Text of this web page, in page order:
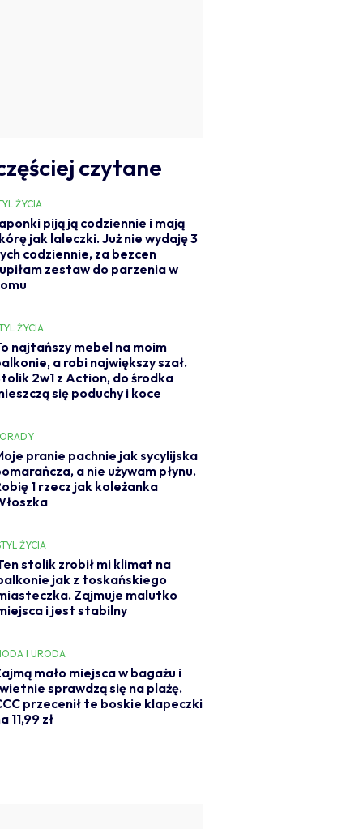
czytane
ŻYCIA
piją ją codziennie i mają
jak laleczki. Już nie wydaję 3
codziennie, za bezcen
zestaw do parzenia w
ŻYCIA
najtańszy mebel na moim
a robi największy szał.
2w1 z Action, do środka
się poduchy i koce
pranie pachnie jak sycylijska
a nie używam płynu.
1 rzecz jak koleżanka
ŻYCIA
stolik zrobił mi klimat na
jak z toskańskiego
Zajmuje malutko
i jest stabilny
I URODA
mało miejsca w bagażu i
sprawdzą się na plażę.
przecenił te boskie klapeczki
11,99 zł